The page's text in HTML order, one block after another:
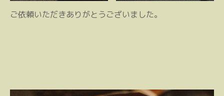
ご依頼いただきありがとうございました。